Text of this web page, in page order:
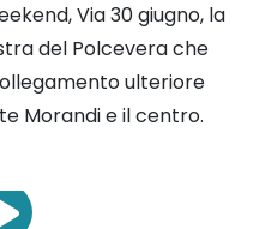
Via 30 giugno, la
del Polcevera che
ulteriore
Morandi e il centro.